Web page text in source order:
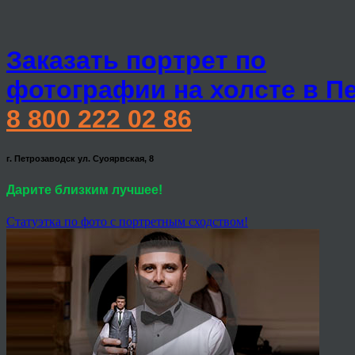
Заказать портрет по
фотографии на холсте в
8 800 222 02 86
г. Петрозаводск ул. Суоярвская, 8
Дарите близким лучшее!
Статуэтка по фото с портретным сходством!